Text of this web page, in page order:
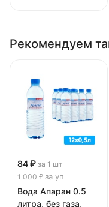
Рекомендуем
84 ₽ за 1 шт
1 000 ₽ за уп
Вода Апаран 0.5
литра, без газа,